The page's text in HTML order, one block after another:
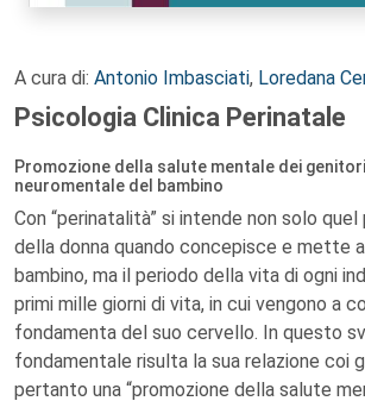
A cura di: Antonio Imbasciati, Loredana
Psicologia Clinica Perinatale
Promozione della salute mentale dei
neuromentale del bambino
Con “perinatalità” si intende non solo
della donna quando concepisce e mette
bambino, ma il periodo della vita di ogni
primi mille giorni di vita, in cui vengono a
fondamenta del suo cervello. In questo
fondamentale risulta la sua relazione coi
pertanto una “promozione della salute